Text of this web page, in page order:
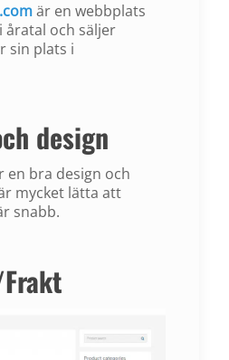
är en webbplats
åratal och säljer
sin plats i
design
en bra design och
mycket lätta att
snabb.